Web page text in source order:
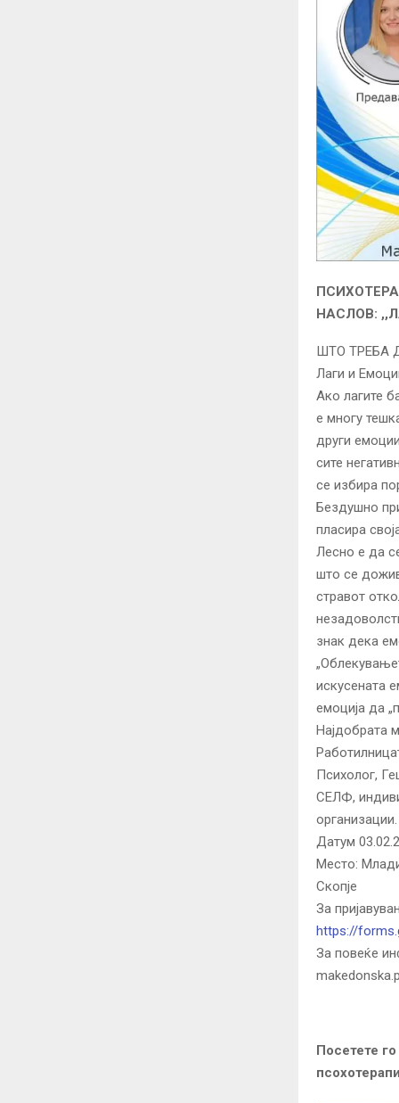
НАСЛОВ:
ШТО ТРЕБА
Лаги и
Ако лагите
е многу
други
сите
се избира
Бездушно
пласира
Лесно е да
што се
стравот
знак дека
искусената
емоција да
Најдобрата
Психолог,
СЕЛФ,
организации.
Датум
Место:
Скопје
За
https://
За повеќе
Посетете